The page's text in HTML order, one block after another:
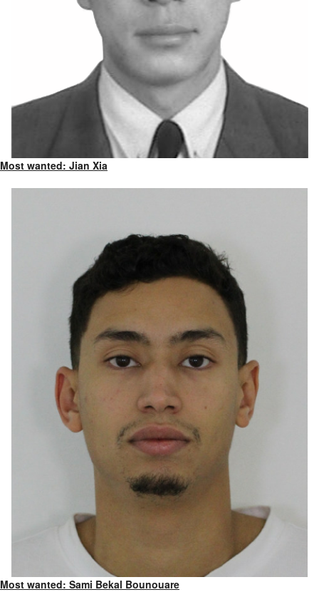
Most wanted: Jian Xia
Most wanted: Sami Bekal Bounouare